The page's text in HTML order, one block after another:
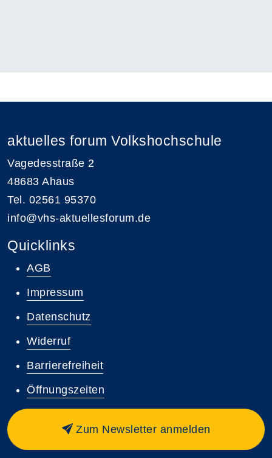
aktuelles forum Volkshochschule
Vagedesstraße 2
48683 Ahaus
Tel. 02561 95370
info@vhs-aktuellesforum.de
Quicklinks
AGB
Impressum
Datenschutz
Widerruf
Barrierefreiheit
Öffnungszeiten
Zum Newsletter anmelden